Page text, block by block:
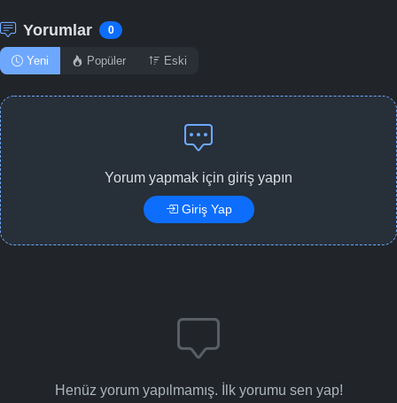
Bölüm No: 50
-Bölüm No: 51
Yorumlar 0
Yeni Popüler Eski
Yorum yapmak için giriş yapın
Giriş Yap
Henüz yorum yapılmamış. İlk yorumu sen yap!